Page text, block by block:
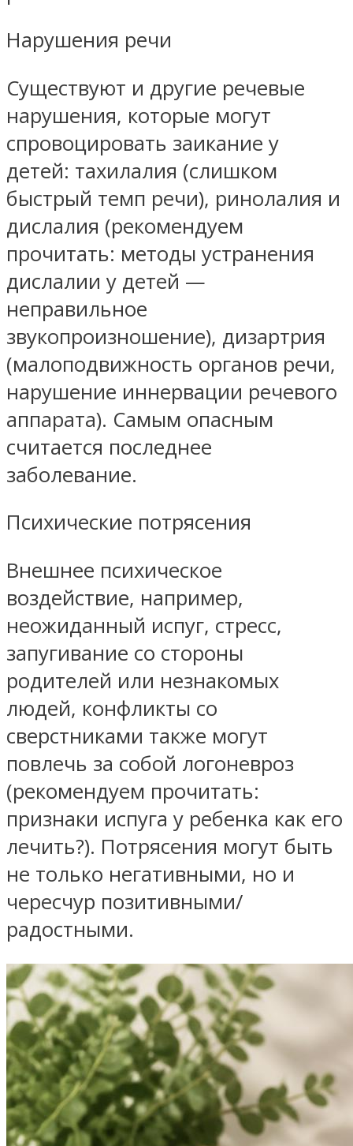
Нарушения речи
Существуют и другие речевые
нарушения, которые могут
спровоцировать заикание у
детей: тахилалия (слишком
быстрый темп речи), ринолалия и
дислалия (рекомендуем
прочитать: методы устранения
дислалии у детей —
неправильное
звукопроизношение), дизартрия
(малоподвижность органов речи,
нарушение иннервации речевого
аппарата). Самым опасным
считается последнее
заболевание.
Психические потрясения
Внешнее психическое
воздействие, например,
неожиданный испуг, стресс,
запугивание со стороны
родителей или незнакомых
людей, конфликты со
сверстниками также могут
повлечь за собой логоневроз
(рекомендуем прочитать:
признаки испуга у ребенка как его
лечить?). Потрясения могут быть
не только негативными, но и
чересчур позитивными/
радостными.